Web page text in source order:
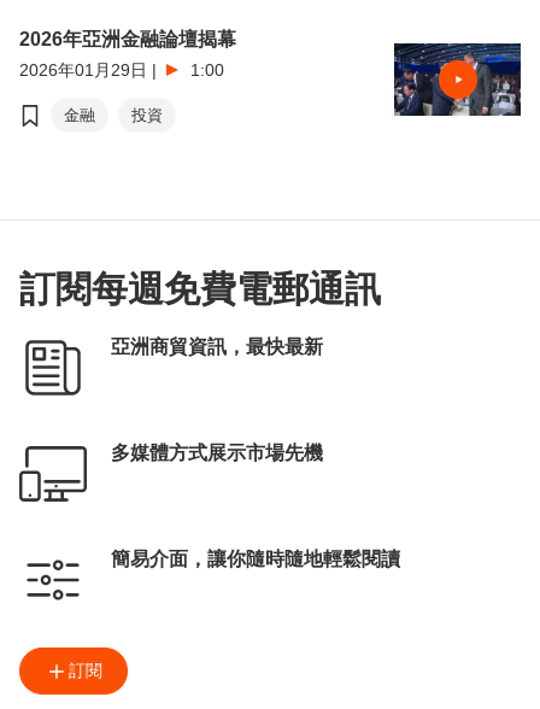
2026年亞洲金融論壇揭幕
2026年01月29日 | 1:00
金融 投資
訂閱每週免費電郵通訊
亞洲商貿資訊，最快最新
多媒體方式展示市場先機
簡易介面，讓你隨時隨地輕鬆閱讀
訂閱